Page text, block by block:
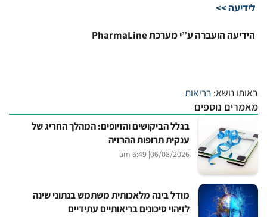
לידיעה >>
הידיעה הועברה ע”י מערכת PharmaLine
באותו נושא:בריאות
מאמרים נוספים
בגלל הביקושים והזיופים: המהלך החריג של
ענקית תרופות ההרזיה
06/08/2026
| 6:49 am
מודל בינה מלאכותית משתמש בנתוני שינה
לזיהוי סיכונים בריאותיים עתידיים